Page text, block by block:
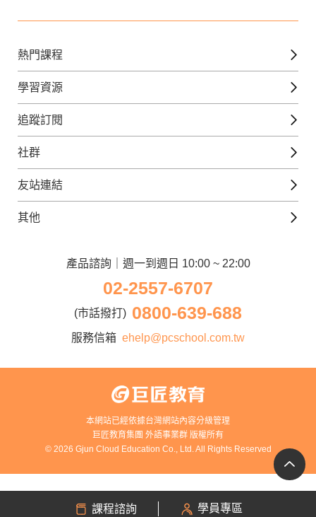
熱門課程
英文課程
日語課程
韓語課程
法文課程
兒童日語課程
學習資源
免費線上檢定
外語補給站
美日語數位學院
追蹤訂閱
Gjun-就醬學外語
官方Youtube
社群
英語觀光城
日語觀光城
友站連結
iWorld JR
電腦直播教學
巨匠東大日語
其他
Apply to Teach
講師登入
產品諮詢｜週一到週日 10:00 ~ 22:00
02-2557-6707
(市話撥打) 0800-639-688
服務信箱 ehelp@pcschool.com.tw
本網站已經依據台灣網站內容分級管理
巨匠教育集團 外語事業群 版權所有
© 2026 Gjun Cloud Education Co., Ltd. All Rights Reserved
課程諮詢 學員專區